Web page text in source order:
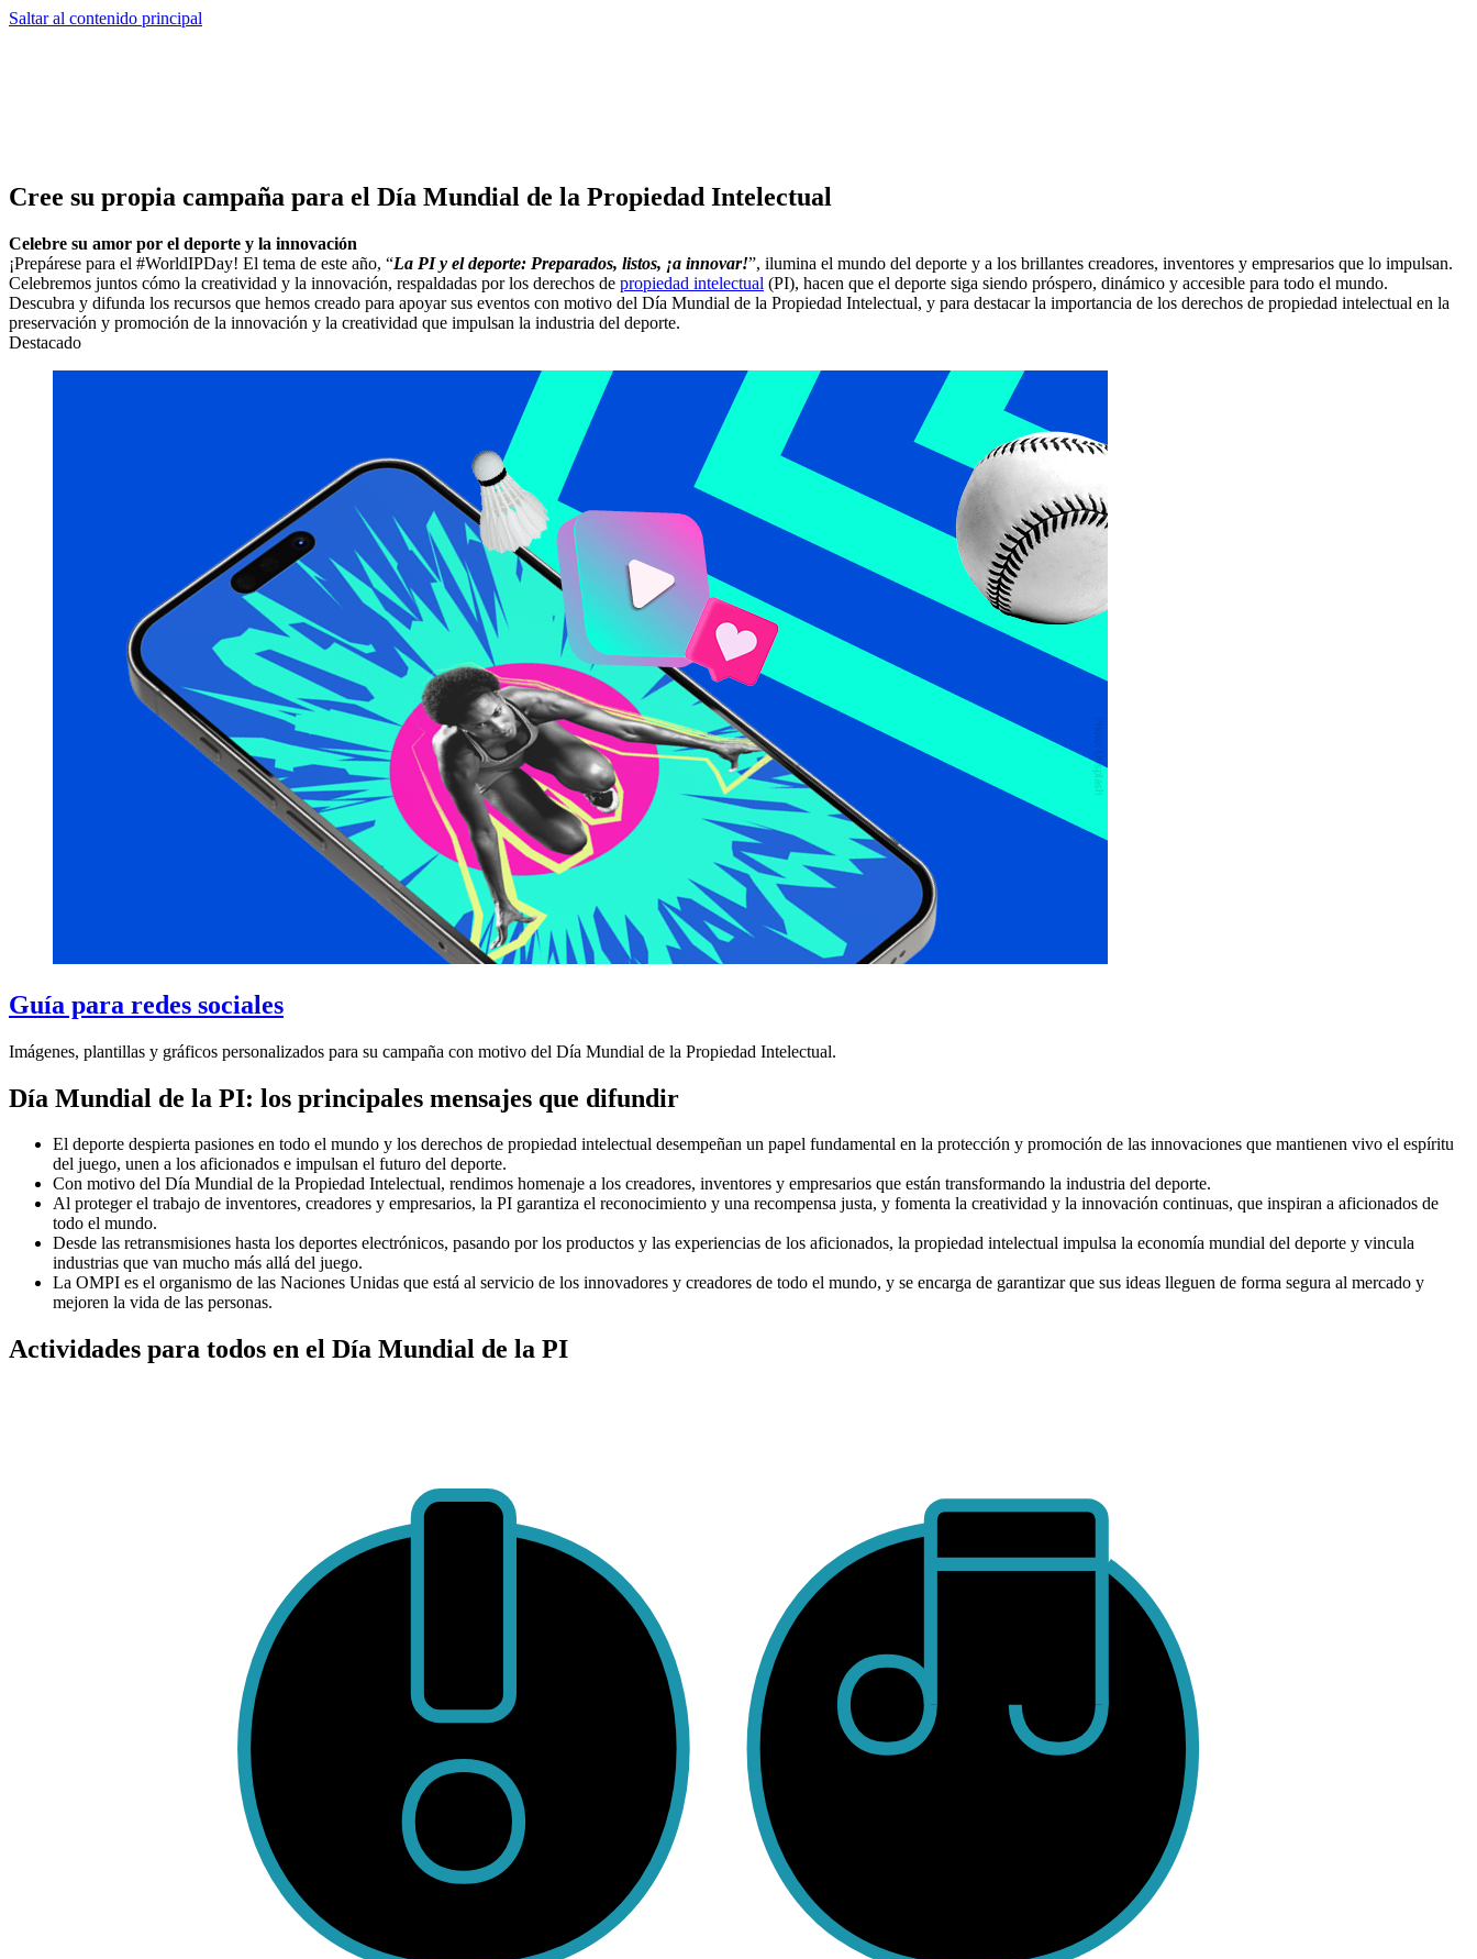
Saltar al contenido principal
Cree su propia campaña para el Día Mundial de la Propiedad Intelectual
Celebre su amor por el deporte y la innovación
¡Prepárese para el #WorldIPDay! El tema de este año, “La PI y el deporte: Preparados, listos, ¡a innovar!”, ilumina el mundo del deporte y a los brillantes creadores, inventores y empresarios que lo impulsan.
Celebremos juntos cómo la creatividad y la innovación, respaldadas por los derechos de propiedad intelectual (PI), hacen que el deporte siga siendo próspero, dinámico y accesible para todo el mundo.
Descubra y difunda los recursos que hemos creado para apoyar sus eventos con motivo del Día Mundial de la Propiedad Intelectual, y para destacar la importancia de los derechos de propiedad intelectual en la
preservación y promoción de la innovación y la creatividad que impulsan la industria del deporte.
Destacado
Guía para redes sociales
Imágenes, plantillas y gráficos personalizados para su campaña con motivo del Día Mundial de la Propiedad Intelectual.
Día Mundial de la PI: los principales mensajes que difundir
El deporte despierta pasiones en todo el mundo y los derechos de propiedad intelectual desempeñan un papel fundamental en la protección y promoción de las innovaciones que mantienen vivo el espíritu
del juego, unen a los aficionados e impulsan el futuro del deporte.
Con motivo del Día Mundial de la Propiedad Intelectual, rendimos homenaje a los creadores, inventores y empresarios que están transformando la industria del deporte.
Al proteger el trabajo de inventores, creadores y empresarios, la PI garantiza el reconocimiento y una recompensa justa, y fomenta la creatividad y la innovación continuas, que inspiran a aficionados de
todo el mundo.
Desde las retransmisiones hasta los deportes electrónicos, pasando por los productos y las experiencias de los aficionados, la propiedad intelectual impulsa la economía mundial del deporte y vincula
industrias que van mucho más allá del juego.
La OMPI es el organismo de las Naciones Unidas que está al servicio de los innovadores y creadores de todo el mundo, y se encarga de garantizar que sus ideas lleguen de forma segura al mercado y
mejoren la vida de las personas.
Actividades para todos en el Día Mundial de la PI